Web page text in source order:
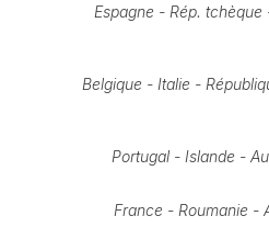
Espagne - Rép.
Belgique - Italie -
Portugal - Islande -
France - Roumanie -